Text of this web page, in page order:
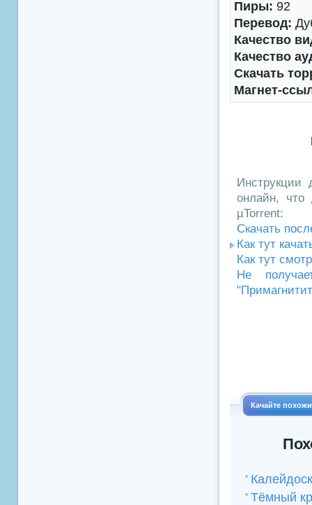
Пиры: 92
Перевод:
Качество
Качество
Скачать
Магнет-
Инструкции
онлайн, что
µTorrent:
Скачать
Как тут
Как тут
Не
Качайте
Тёмный